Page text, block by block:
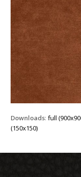
Downloads:full
(150x150)